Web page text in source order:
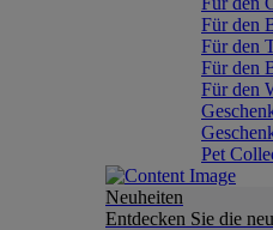
Für den
Für den
Für den
Für den
Pet
Neuheiten
Entdecken Sie die